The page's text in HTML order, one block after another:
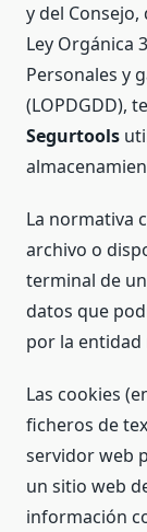
y del Consejo,
Ley Orgánica
Personales y
(LOPDGDD),
Segurtools
La normativa
archivo o
terminal de
datos que
por la entidad
Las cookies
ficheros de
servidor web
un sitio web
información
Estas
cookies no